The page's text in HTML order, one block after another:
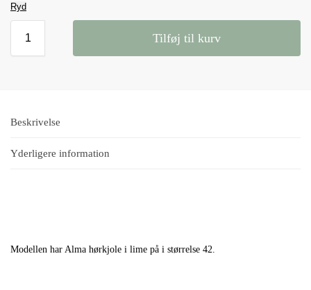
Ryd
Tilføj til kurv
Beskrivelse
Yderligere information
Modellen har Alma hørkjole i lime på i størrelse 42.